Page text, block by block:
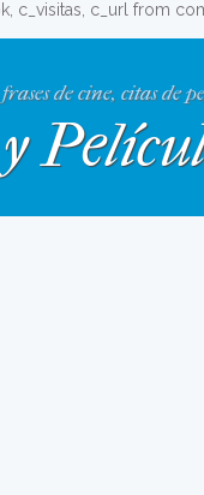
c_visitas, c_url from
de cine, citas de